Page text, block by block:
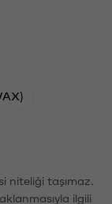
niteliği taşımaz.
ilgili